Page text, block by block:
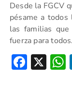
Desde la FGCV
pésame a
las familias
fuerza para todos.
X